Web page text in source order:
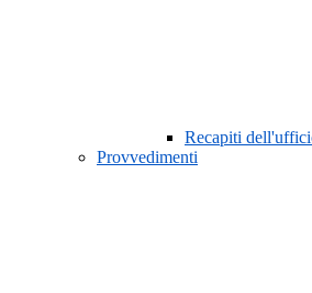
Recapiti
Provvedimenti